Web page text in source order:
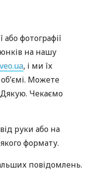
або фотографії
на нашу
, і ми їх
Можете
Чекаємо
руки або на
формату.
повідомлень.